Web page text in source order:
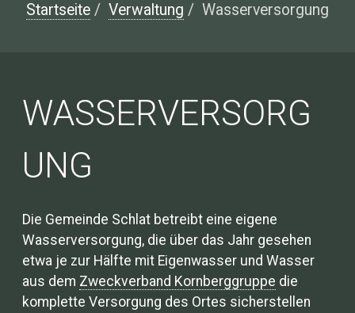
Startseite / Verwaltung / Wasserversorgung
WASSERVERSORG
UNG
Die Gemeinde Schlat betreibt eine eigene
Wasserversorgung, die über das Jahr gesehen
etwa je zur Hälfte mit Eigenwasser und Wasser
aus dem Zweckverband Kornberggruppe die
komplette Versorgung des Ortes sicherstellen